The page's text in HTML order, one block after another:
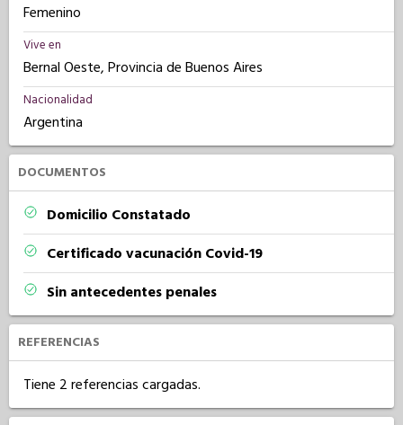
Femenino
Vive en
Bernal Oeste, Provincia de Buenos Aires
Nacionalidad
Argentina
DOCUMENTOS
Domicilio Constatado
Certificado vacunación Covid-19
Sin antecedentes penales
REFERENCIAS
Tiene 2 referencias cargadas.